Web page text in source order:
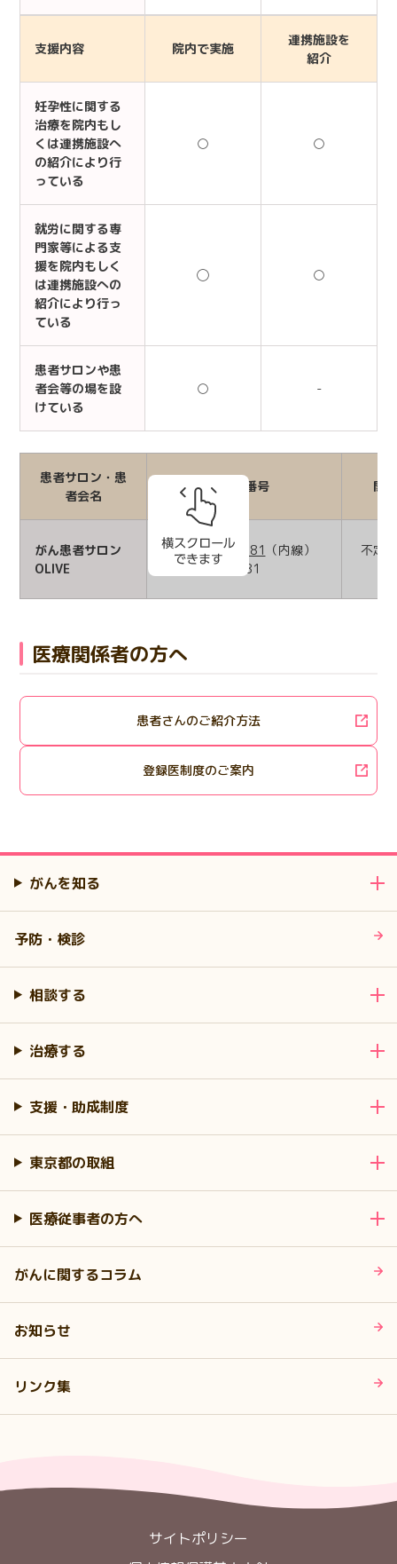
支援内容 院内で実施
連携施設を
紹介
妊孕性に関する
治療を院内もし
くは連携施設へ
の紹介により行
っている
○ ○
就労に関する専
門家等による支
援を院内もしく
は連携施設への
紹介により行っ
ている
◯ ○
患者サロンや患
者会等の場を設
けている
○ -
患者サロン・患
者会名
電話番号 開
がん患者サロン
OLIVE
03-3202-7181 （内線）
2081
不定
医療関係者の方へ
患者さんのご紹介方法
登録医制度のご案内
がんを知る
予防・検診
相談する
治療する
支援・助成制度
東京都の取組
医療従事者の方へ
がんに関するコラム
お知らせ
リンク集
サイトポリシー